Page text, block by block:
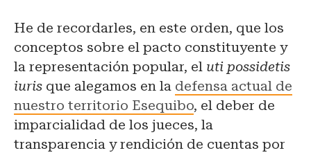
He de recordarles, en este orden, que los
conceptos sobre el pacto constituyente y
la representación popular, el uti possidetis
iuris que alegamos en la defensa actual de
nuestro territorio Esequibo, el deber de
imparcialidad de los jueces, la
transparencia y rendición de cuentas por